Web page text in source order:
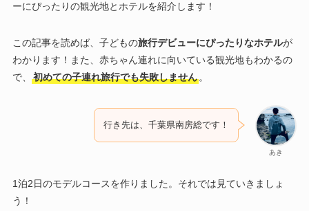
ーにぴったりの観光地とホテルを紹介します！
この記事を読めば、子どもの旅行デビューにぴったりなホテルが
わかります！また、赤ちゃん連れに向いている観光地もわかるの
で、
初めての子連れ旅行でも失敗しません。
あき
行き先は、千葉県南房総です！
1泊2日のモデルコースを作りました。それでは見ていきましょ
う！